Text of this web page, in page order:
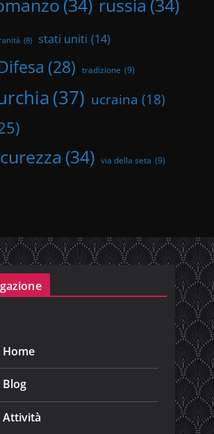
(8) stati uniti (14)
(28) tradizione (9)
(37) ucraina (18)
(34) via della seta (9)
Home
Blog
Attività